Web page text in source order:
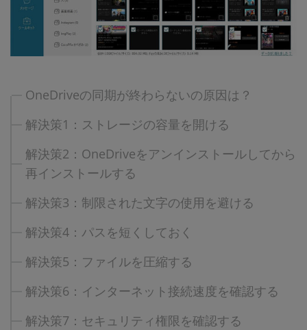
OneDriveの同期が終わらないの原因は？
解決策1：ストレージの容量を開ける​
解決策2：OneDriveをアンインストールしてから
再インストールする
解決策3：制限された文字の使用を避ける
解決策4：パスを短くしておく
解決策5：ファイルを圧縮する
解決策6：インターネット接続速度を確認する
解決策7：セキュリティ権限を確認する